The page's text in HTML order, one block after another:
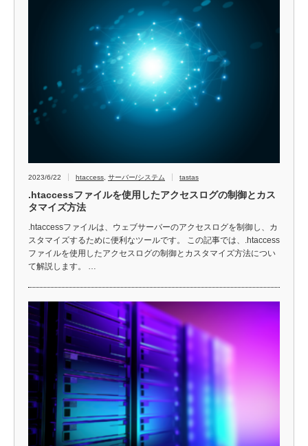
2023/6/22 htaccess サーバー/システム tastas
.htaccessファイルを使用したアクセスログの制御とカス
タマイズ方法
.htaccessファイルは、ウェブサーバーのアクセスログを制御し、カ
スタマイズするために便利なツールです。 この記事では、.htaccess
ファイルを使用したアクセスログの制御とカスタマイズ方法につい
て解説します。 …